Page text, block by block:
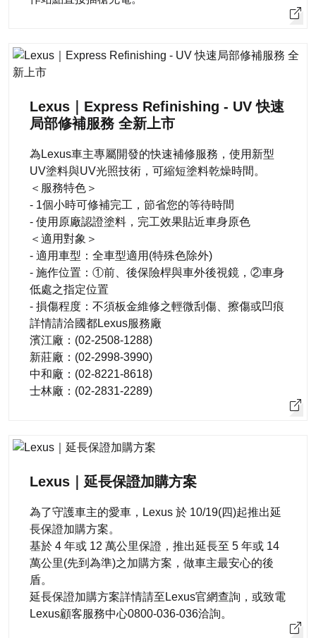
Lexus｜Express Refinishing - UV 快速
局部修補服務 全新上市
為Lexus車主專屬開發的快速補修服務，使用新型
UV塗料與UV光照技術，可縮短塗料乾燥時間。
＜服務特色＞
- 1個小時可修補完工，節省您的等待時間
- 使用原廠認證塗料，完工效果貼近車身原色
＜適用對象＞
- 適用車型：全車型適用(特殊色除外)
- 施作位置：①前、後保險桿與車外後視鏡，②車身
低處之指定位置
- 損傷程度：不須板金維修之輕微刮傷、擦傷或凹痕
詳情請洽國都Lexus服務廠
濱江廠：(02-2508-1288)
新莊廠：(02-2998-3990)
中和廠：(02-8221-8618)
士林廠：(02-2831-2289)
Lexus｜延長保證加購方案
為了守護車主的愛車，Lexus 於 10/19(四)起推出延
長保證加購方案。
基於 4 年或 12 萬公里保證，推出延長至 5 年或 14
萬公里(先到為準)之加購方案，做車主最安心的後
盾。
延長保證加購方案詳情請至Lexus官網查詢，或致電
Lexus顧客服務中心0800-036-036洽詢。